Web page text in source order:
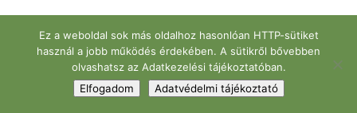
Ez a weboldal sok más oldalhoz hasonlóan HTTP-sütiket
használ a jobb működés érdekében. A sütikről bővebben
olvashatsz az Adatkezelési tájékoztatóban.
Elfogadom
Adatvédelmi tájékoztató